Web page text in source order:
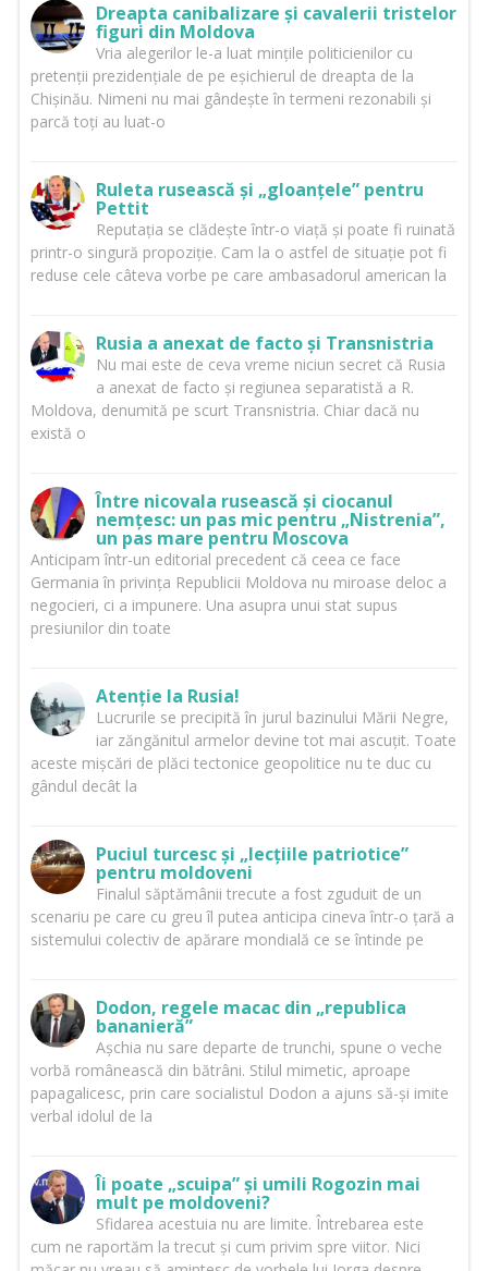
Dreapta canibalizare și cavalerii tristelor
figuri din Moldova
Vria alegerilor le-a luat mințile politicienilor cu
pretenții prezidențiale de pe eșichierul de dreapta de la
Chișinău. Nimeni nu mai gândește în termeni rezonabili și
parcă toți au luat-o
Ruleta rusească și „gloanțele” pentru
Pettit
Reputația se clădește într-o viață și poate fi ruinată
printr-o singură propoziție. Cam la o astfel de situație pot fi
reduse cele câteva vorbe pe care ambasadorul american la
Rusia a anexat de facto și Transnistria
Nu mai este de ceva vreme niciun secret că Rusia
a anexat de facto și regiunea separatistă a R.
Moldova, denumită pe scurt Transnistria. Chiar dacă nu
există o
Între nicovala rusească și ciocanul
nemțesc: un pas mic pentru „Nistrenia”,
un pas mare pentru Moscova
Anticipam într-un editorial precedent că ceea ce face
Germania în privința Republicii Moldova nu miroase deloc a
negocieri, ci a impunere. Una asupra unui stat supus
presiunilor din toate
Atenție la Rusia!
Lucrurile se precipită în jurul bazinului Mării Negre,
iar zăngănitul armelor devine tot mai ascuțit. Toate
aceste mișcări de plăci tectonice geopolitice nu te duc cu
gândul decât la
Puciul turcesc și „lecțiile patriotice”
pentru moldoveni
Finalul săptămânii trecute a fost zguduit de un
scenariu pe care cu greu îl putea anticipa cineva într-o țară a
sistemului colectiv de apărare mondială ce se întinde pe
Dodon, regele macac din „republica
bananieră”
Așchia nu sare departe de trunchi, spune o veche
vorbă românească din bătrâni. Stilul mimetic, aproape
papagalicesc, prin care socialistul Dodon a ajuns să-și imite
verbal idolul de la
Îi poate „scuipa” și umili Rogozin mai
mult pe moldoveni?
Sfidarea acestuia nu are limite. Întrebarea este
cum ne raportăm la trecut și cum privim spre viitor. Nici